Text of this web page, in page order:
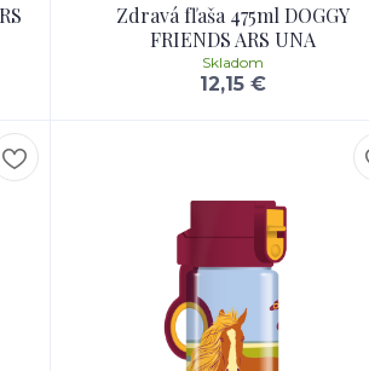
Zdravá fľaša 475ml DOGGY
FRIENDS ARS UNA
12,15 €
Skladom